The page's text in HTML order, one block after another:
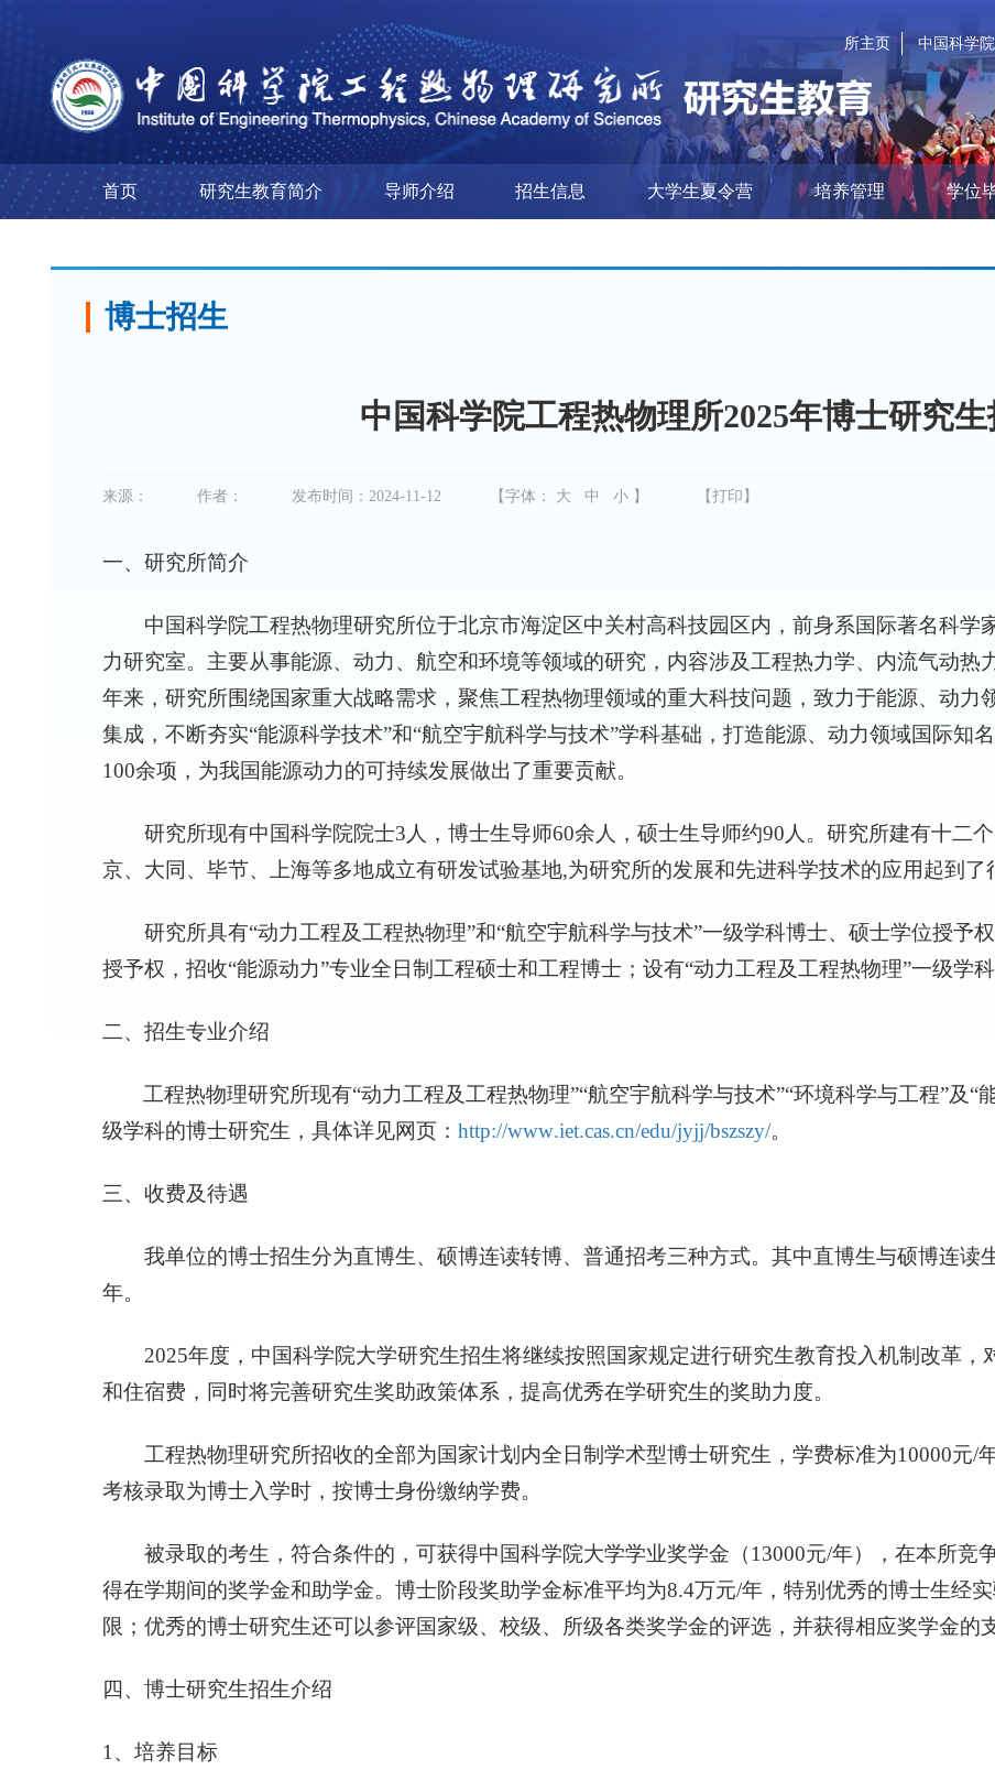
所主页 中国科学
首页 研究生教育简介 导师介绍 招生信息 大学生夏令营 培养管理 学位
博士招生
中国科学院工程热物理所2025年博士研究
来源： 作者： 发布时间：2024-11-12 【字体： 大 中 小】 【打印】
一、研究所简介
中国科学院工程热物理研究所位于北京市海淀区中关村高科技园区内，前身系国际著名科学
力研究室。主要从事能源、动力、航空和环境等领域的研究，内容涉及工程热力学、内流气动热
年来，研究所围绕国家重大战略需求，聚焦工程热物理领域的重大科技问题，致力于能源、动力
集成，不断夯实“能源科学技术”和“航空宇航科学与技术”学科基础，打造能源、动力领域国际知
100余项，为我国能源动力的可持续发展做出了重要贡献。
研究所现有中国科学院院士3 人，博士生导师60余人，硕士生导师约90 人。研究所建有十二
京、大同、毕节、上海等多地成立有研发试验基地,为研究所的发展和先进科学技术的应用起到了
研究所具有“动力工程及工程热物理”和“航空宇航科学与技术”一级学科博士、硕士学位授予
授予权，招收“能源动力”专业全日制工程硕士和工程博士；设有“动力工程及工程热物理”一级学
二、招生专业介绍
工程热物理研究所现有“动力工程及工程热物理”“航空宇航科学与技术”“环境科学与工程”及“
级学科的博士研究生，具体详见网页： http://www.iet.cas.cn/edu/jyjj/bszszy/。
三、收费及待遇
我单位的博士招生分为直博生、硕博连读转博、普通招考三种方式。其中直博生与硕博连读
年。
2025年度，中国科学院大学研究生招生将继续按照国家规定进行研究生教育投入机制改革
和住宿费，同时将完善研究生奖助政策体系，提高优秀在学研究生的奖助力度。
工程热物理研究所招收的全部为国家计划内全日制学术型博士研究生，学费标准为10000元/
考核录取为博士入学时，按博士身份缴纳学费。
被录取的考生，符合条件的，可获得中国科学院大学学业奖学金（13000元/年），在本所竞
得在学期间的奖学金和助学金。博士阶段奖助学金标准平均为8.4万元/年，特别优秀的博士生经
限；优秀的博士研究生还可以参评国家级、校级、所级各类奖学金的评选，并获得相应奖学金的支
四、博士研究生招生介绍
1 、培养目标